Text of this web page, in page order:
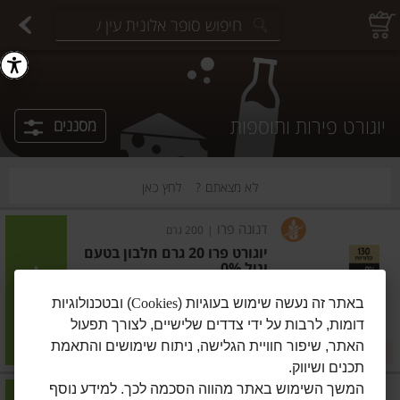
יוגורט פירות ותוספות מסננים
לא מצאתם ? לחץ כאן
דנונה פרו 200 גרם
יוגורט פרו 20 גרם חלבון בטעם
וניל 0%
מחיר מחירון ₪7.20
₪3.60 ל-100 גרם 3 ב-₪19
הוסיפו
דנונה פרו | 200 גרם
באתר זה נעשה שימוש בעוגיות (Cookies) ובטכנולוגיות
דומות, לרבות על ידי צדדים שלישיים, לצורך תפעול
האתר, שיפור חוויית הגלישה, ניתוח שימושים והתאמת
תכנים ושיווק.
המשך השימוש באתר מהווה הסכמה לכך. למידע נוסף